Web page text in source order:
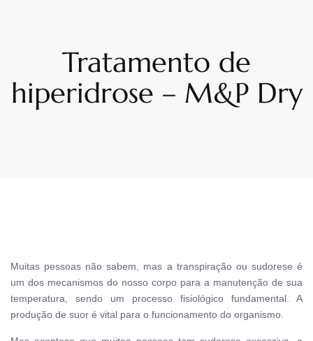
Tratamento de
hiperidrose – M&P Dry
Muitas pessoas não sabem, mas a transpiração ou sudorese é
um dos mecanismos do nosso corpo para a manutenção de sua
temperatura, sendo um processo fisiológico fundamental. A
produção de suor é vital para o funcionamento do organismo.